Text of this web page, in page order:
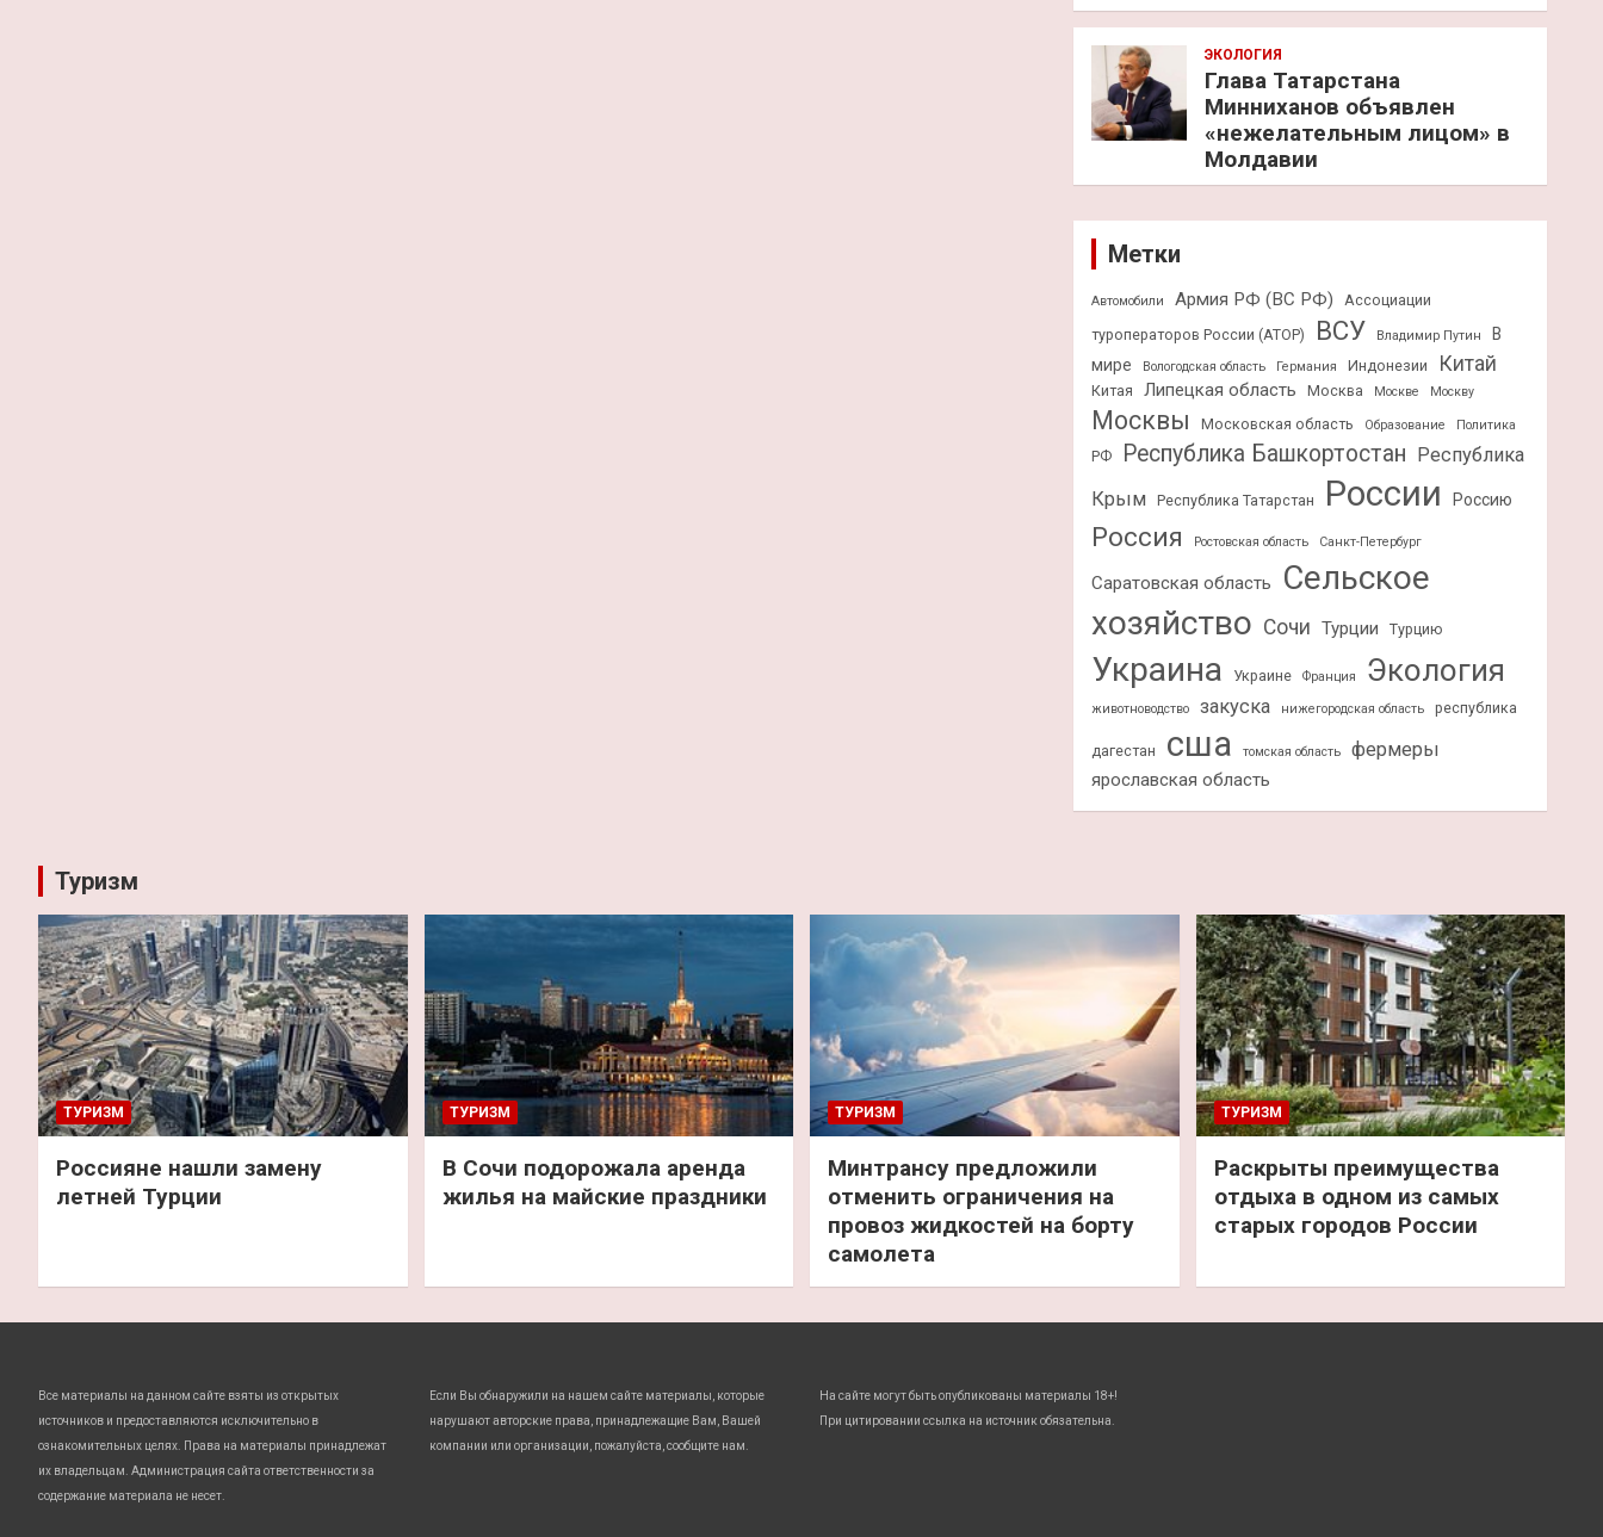
ЭКОЛОГИЯ
Глава Татарстана
Минниханов объявлен
«нежелательным лицом» в
Молдавии
Метки
Автомобили Армия РФ (ВС РФ)
Ассоциации
туроператоров России (АТОР)
ВСУ Владимир Путин
В
мире
Вологодская область Германия Индонезии Китай
Китая Липецкая область Москва Москве Москву
Москвы Московская область Образование Политика
РФ Республика Башкортостан Республика
Крым
Республика Татарстан России Россию
Россия Ростовская область Санкт-Петербург
Саратовская область
Сельское
хозяйство Сочи Турции Турцию
Украина Украине Франция Экология
животноводство закуска нижегородская область республика
дагестан сша томская область фермеры
ярославская область
Туризм
ТУРИЗМ
Россияне нашли замену
летней Турции
ТУРИЗМ
В Сочи подорожала аренда
жилья на майские праздники
ТУРИЗМ
Минтрансу предложили
отменить ограничения на
провоз жидкостей на борту
самолета
ТУРИЗМ
Раскрыты преимущества
отдыха в одном из самых
старых городов России
Все материалы на данном сайте взяты из открытых
источников и предоставляются исключительно в
ознакомительных целях. Права на материалы принадлежат
их владельцам. Администрация сайта ответственности за
содержание материала не несет.
Если Вы обнаружили на нашем сайте материалы, которые
нарушают авторские права, принадлежащие Вам, Вашей
компании или организации, пожалуйста, сообщите нам.
На сайте могут быть опубликованы материалы 18+!
При цитировании ссылка на источник обязательна.